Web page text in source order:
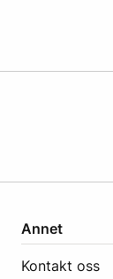
Annet
Kontakt oss